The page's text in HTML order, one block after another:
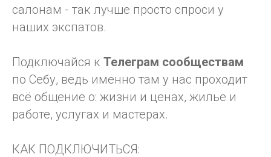
салонам - так лучше просто спроси у
наших экспатов.
Подключайся к Телеграм сообществам
по Себу, ведь именно там у нас проходит
всё общение о: жизни и ценах, жилье и
работе, услугах и мастерах.
КАК ПОДКЛЮЧИТЬСЯ: